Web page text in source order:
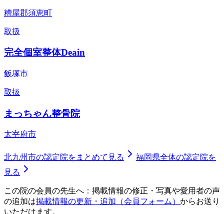
糟屋郡須恵町
取扱
完全個室整体Deain
飯塚市
取扱
まっちゃん整骨院
太宰府市
北九州市の認定院をまとめて見る 福岡県全体の認定院を
見る
この院の会員の先生へ：掲載情報の修正・写真や愛用者の声
の追加は掲載情報の更新・追加（会員フォーム） からお送り
いただけます。